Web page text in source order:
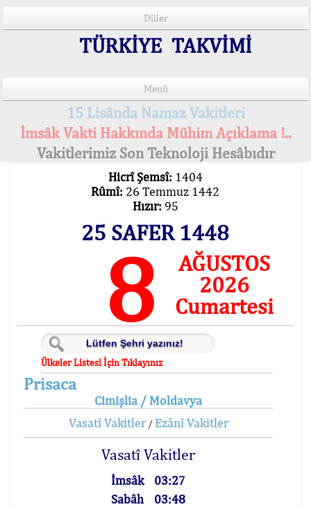
Diller
TÜRKİYE TAKVİMİ
Menü
15 Lisânda Namaz Vakitleri
İmsâk Vakti Hakkında Mühim Açıklama !..
Vakitlerimiz Son Teknoloji Hesâbıdır
Hicrî Şemsî: 1404
Rûmî: 26 Temmuz 1442
Hızır: 95
25 SAFER 1448
8
AĞUSTOS
2026
Cumartesi
Ülkeler Listesi İçin Tıklayınız
Prisaca
Cimişlia / Moldavya
Vasatî Vakitler/ Ezânî Vakitler
Vasatî Vakitler
İmsâk
03:27
Sabâh
03:48